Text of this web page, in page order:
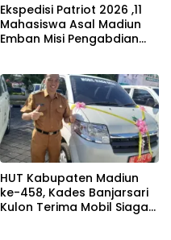
Ekspedisi Patriot 2026 ,11
Mahasiswa Asal Madiun
Emban Misi Pengabdian
HUT Kabupaten Madiun
ke-458, Kades Banjarsari
Kulon Terima Mobil Siaga